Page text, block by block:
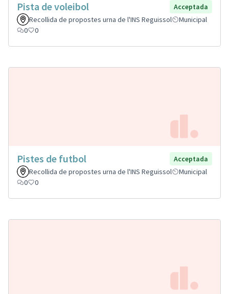
Pista de voleibol
Acceptada
Recollida de propostes urna de l'INS Reguissol
Municipal
0
0
Pistes de futbol
Acceptada
Recollida de propostes urna de l'INS Reguissol
Municipal
0
0